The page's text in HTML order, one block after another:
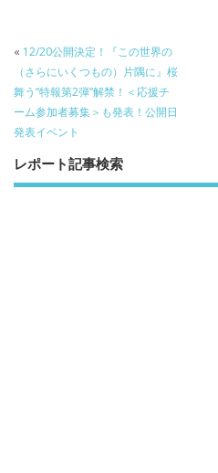
o
o
k
o
« 12/20公開決定！『この世界の
（さらにいくつもの）片隅に』桜
舞う“特報第2弾”解禁！＜応援チ
ーム参加者募集＞も発表！公開日
発表イベント
レポート記事検索